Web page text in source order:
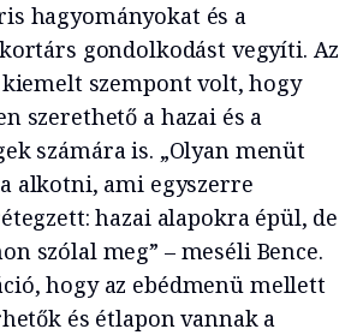
hagyományokat és a
gondolkodást vegyíti. Az
szempont volt, hogy
szerethető a hazai és a
számára is. „Olyan menüt
alkotni, ami egyszerre
hazai alapokra épül, de
szólal meg” – meséli Bence.
hogy az ebédmenü mellett
és étlapon vannak a